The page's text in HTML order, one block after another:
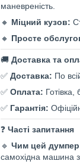
маневреність.
🔸 Міцний кузов:
🔸 Просте
🚚 Доставка та
✅ Доставка: По
✅ Оплата:
✅ Гарантія:
❓ Часті запитання
🔹 Чим цей думпер
самохідна машина